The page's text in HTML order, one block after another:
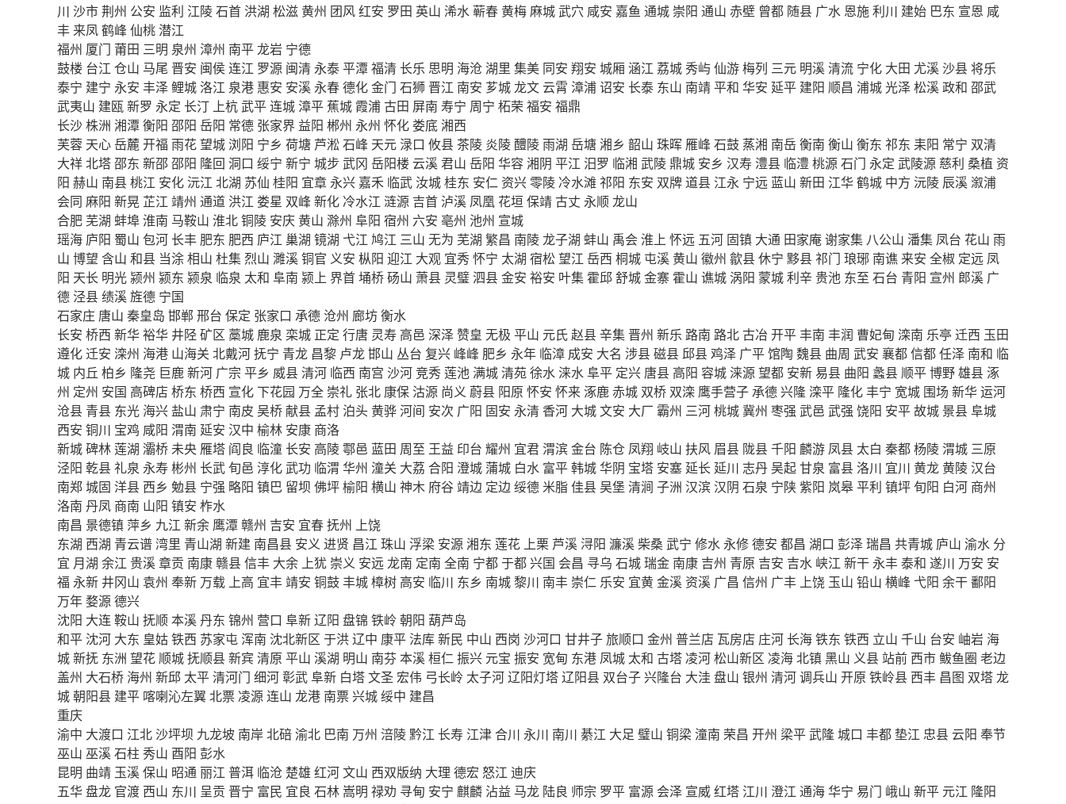
川 沙市荆州 公安 监利 江陵石首 洪湖 松滋黄州 团风红安 罗田 英山 浠水蕲春黄梅麻城武穴 咸安 嘉鱼 通城 崇阳 通山 赤壁 曾都 随县 广水 恩施利川 建始 巴东 宣恩 咸
丰 来凤鹤峰 仙桃潜江
福州 厦门 莆田 三明 泉州 漳州 南平龙岩 宁德
鼓楼 台江 仓山 马尾 晋安 闽侯连江 罗源 闽清 永泰平潭福清 长乐 思明 海沧 湖里 集美 同安 翔安 城厢 涵江 荔城秀屿仙游梅列 三元 明溪清流 宁化 大田 尤溪沙县将乐
泰宁 建宁 永安 丰泽鲤城洛江 泉港 惠安 安溪 永春德化金门 石狮 晋江 南安 芗城龙文 云霄 漳浦诏安 长泰 东山 南靖平和 华安 延平 建阳 顺昌 浦城光泽松溪政和 邵武
武夷山 建瓯新罗 永定 长汀 上杭武平连城 漳平 蕉城 霞浦古田 屏南 寿宁 周宁 柘荣 福安 福鼎
长沙株洲 湘潭衡阳 邵阳 岳阳 常德 张家界 益阳 郴州 永州 怀化 娄底湘西
芙蓉 天心岳麓开福 雨花望城 浏阳 宁乡 荷塘 芦淞石峰 天元 渌口 攸县茶陵 炎陵醴陵雨湖 岳塘湘乡 韶山 珠晖 雁峰 石鼓 蒸湘 南岳衡南 衡山 衡东 祁东 耒阳 常宁 双清
大祥北塔邵东 新邵邵阳 隆回 洞口 绥宁 新宁 城步 武冈 岳阳楼 云溪君山 岳阳 华容湘阴 平江 汨罗 临湘 武陵鼎城 安乡 汉寿 澧县 临澧桃源石门 永定 武陵源 慈利 桑植 资
阳 赫山 南县桃江 安化沅江 北湖 苏仙 桂阳 宜章 永兴 嘉禾 临武 汝城桂东 安仁 资兴零陵 冷水滩 祁阳 东安 双牌道县 江永 宁远 蓝山 新田 江华鹤城 中方 沅陵 辰溪 溆浦
会同 麻阳 新晃 芷江 靖州 通道 洪江 娄星 双峰 新化 冷水江 涟源 吉首 泸溪 凤凰 花垣保靖古丈 永顺龙山
合肥 芜湖 蚌埠淮南 马鞍山 淮北铜陵 安庆黄山 滁州 阜阳 宿州 六安 亳州 池州 宣城
瑶海 庐阳 蜀山 包河 长丰 肥东 肥西 庐江 巢湖 镜湖 弋江 鸠江 三山 无为 芜湖 繁昌 南陵龙子湖 蚌山 禹会淮上 怀远 五河 固镇 大通 田家庵谢家集 八公山 潘集 凤台 花山 雨
山 博望 含山 和县 当涂相山 杜集 烈山 濉溪铜官 义安 枞阳 迎江 大观 宜秀怀宁 太湖 宿松 望江 岳西 桐城 屯溪黄山 徽州 歙县休宁 黟县祁门 琅琊 南谯 来安 全椒 定远 凤
阳 天长 明光颍州 颍东 颍泉 临泉 太和 阜南 颍上 界首埇桥砀山 萧县 灵璧泗县金安 裕安 叶集 霍邱舒城金寨 霍山 谯城 涡阳 蒙城利辛 贵池 东至 石台 青阳 宣州 郎溪 广
德 泾县绩溪旌德 宁国
石家庄 唐山 秦皇岛 邯郸 邢台 保定 张家口 承德 沧州 廊坊衡水
长安 桥西 新华裕华 井陉矿区 藁城 鹿泉 栾城 正定 行唐 灵寿 高邑 深泽 赞皇 无极 平山 元氏赵县辛集 晋州 新乐 路南 路北古冶 开平丰南 丰润 曹妃甸 滦南 乐亭 迁西 玉田
遵化迁安 滦州 海港 山海关 北戴河抚宁 青龙 昌黎 卢龙邯山 丛台 复兴 峰峰 肥乡 永年 临漳 成安 大名 涉县磁县邱县鸡泽 广平馆陶 魏县 曲周 武安 襄都信都任泽 南和 临
城 内丘 柏乡 隆尧 巨鹿新河 广宗 平乡 威县清河 临西 南宫 沙河竞秀莲池 满城清苑徐水 涞水阜平 定兴 唐县 高阳 容城 涞源望都 安新易县 曲阳 蠡县 顺平博野雄县涿
州 定州 安国 高碑店 桥东 桥西 宣化下花园 万全 崇礼 张北 康保 沽源 尚义 蔚县 阳原 怀安 怀来涿鹿赤城 双桥 双滦 鹰手营子承德兴隆 滦平 隆化丰宁 宽城 围场 新华运河
沧县 青县 东光 海兴 盐山 肃宁 南皮 吴桥献县 孟村 泊头黄骅河间 安次 广阳 固安 永清 香河 大城文安 大厂 霸州 三河桃城冀州 枣强 武邑 武强 饶阳 安平故城 景县阜城
西安 铜川 宝鸡 咸阳 渭南 延安 汉中 榆林 安康 商洛
新城碑林莲湖 灞桥未央 雁塔 阎良 临潼 长安 高陵鄠邑 蓝田 周至 王益 印台 耀州 宜君渭滨金台 陈仓 凤翔 岐山 扶风 眉县 陇县千阳 麟游 凤县 太白 秦都杨陵渭城 三原
泾阳 乾县礼泉 永寿彬州 长武旬邑 淳化武功 临渭 华州 潼关 大荔 合阳 澄城蒲城 白水 富平韩城华阴 宝塔 安塞延长 延川 志丹吴起甘泉 富县洛川 宜川 黄龙黄陵汉台
南郑城固 洋县 西乡 勉县 宁强 略阳 镇巴 留坝 佛坪榆阳 横山 神木 府谷靖边 定边绥德 米脂佳县吴堡 清涧 子洲 汉滨汉阴 石泉 宁陕紫阳 岚皋平利 镇坪旬阳 白河 商州
洛南 丹凤 商南 山阳 镇安 柞水
南昌 景德镇萍乡 九江 新余 鹰潭赣州 吉安 宜春抚州 上饶
东湖 西湖 青云谱湾里 青山湖 新建 南昌县 安义 进贤 昌江 珠山 浮梁 安源湘东 莲花 上栗 芦溪 浔阳 濂溪柴桑武宁 修水 永修德安 都昌 湖口 彭泽瑞昌 共青城 庐山 渝水 分
宜 月湖 余江 贵溪章贡 南康赣县信丰 大余 上犹 崇义 安远 龙南 定南 全南 宁都于都兴国 会昌 寻乌 石城瑞金 南康 吉州 青原 吉安 吉水 峡江 新干 永丰泰和 遂川 万安 安
福 永新 井冈山 袁州 奉新 万载 上高 宜丰靖安 铜鼓丰城樟树 高安 临川 东乡 南城黎川 南丰 崇仁 乐安 宜黄金溪 资溪 广昌 信州 广丰 上饶 玉山 铅山 横峰 弋阳 余干鄱阳
万年婺源德兴
沈阳 大连鞍山 抚顺本溪丹东 锦州 营口 阜新辽阳 盘锦 铁岭 朝阳 葫芦岛
和平 沈河 大东 皇姑铁西 苏家屯 浑南 沈北新区 于洪辽中 康平 法库新民 中山 西岗 沙河口 甘井子旅顺口 金州 普兰店 瓦房店 庄河 长海铁东 铁西 立山 千山 台安 岫岩 海
城新抚 东洲 望花 顺城抚顺县新宾 清原 平山 溪湖 明山 南芬 本溪桓仁振兴 元宝 振安 宽甸 东港 凤城 太和 古塔 凌河松山新区 凌海北镇黑山 义县 站前 西市 鲅鱼圈 老边
盖州 大石桥 海州 新邱 太平清河门 细河彰武阜新 白塔文圣宏伟 弓长岭 太子河辽阳灯塔辽阳县 双台子兴隆台 大洼 盘山 银州 清河调兵山 开原 铁岭县 西丰 昌图 双塔龙
城朝阳县 建平 喀喇沁左翼北票 凌源连山 龙港 南票兴城绥中 建昌
重庆
渝中 大渡口 江北沙坪坝 九龙坡 南岸北碚渝北 巴南 万州 涪陵黔江 长寿 江津合川 永川 南川 綦江 大足 璧山 铜梁潼南 荣昌 开州 梁平武隆城口 丰都 垫江 忠县 云阳 奉节
巫山 巫溪石柱 秀山 酉阳 彭水
昆明 曲靖 玉溪保山 昭通丽江 普洱 临沧 楚雄 红河文山 西双版纳 大理 德宏 怒江 迪庆
五华盘龙 官渡 西山 东川 呈贡 晋宁 富民 宜良 石林嵩明 禄劝 寻甸 安宁 麒麟 沾益 马龙 陆良 师宗 罗平 富源 会泽 宣威红塔 江川 澄江 通海华宁 易门 峨山 新平 元江 隆阳